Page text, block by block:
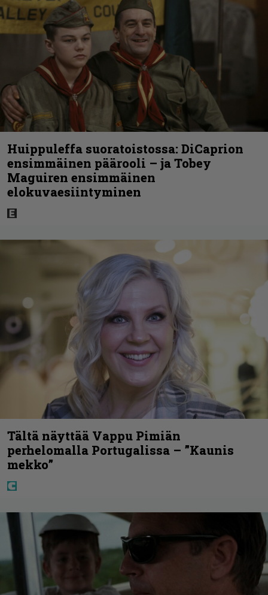
Huippuleffa suoratoistossa: DiCaprion
ensimmäinen päärooli – ja Tobey
Maguiren ensimmäinen
elokuvaesiintyminen
Tältä näyttää Vappu Pimiän
perhelomalla Portugalissa – ”Kaunis
mekko”